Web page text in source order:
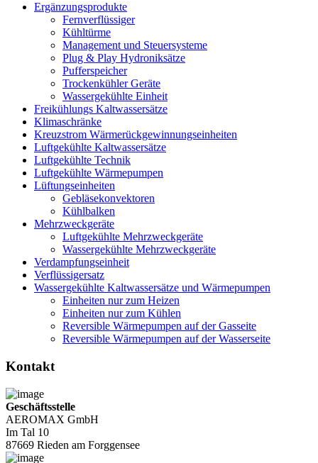
Ergänzungsprodukte
Fernverflüssiger
Kühltürme
Management und Steuersysteme
Plug & Play Hydroniksätze
Pufferspeicher
Trockenkühler Geräte
Wassergekühlte Einheit
Freikühlungs Kaltwassersätze
Klimaschränke
Kreuzstrom Wärmerückgewinnungseinheiten
Luftgekühlte Kaltwassersätze
Luftgekühlte Technik
Luftgekühlte Wärmepumpen
Lüftungseinheiten
Gebläsekonvektoren
Kühlbalken
Mehrzweckgeräte
Luftgekühlte Mehrzweckgeräte
Wassergekühlte Mehrzweckgeräte
Verdampfungseinheit
Verflüssigersatz
Wassergekühlte Kaltwassersätze und Wärmepumpen
Einheiten nur zum Heizen
Einheiten nur zum Kühlen
Reversible Wärmepumpen auf der Gasseite
Reversible Wärmepumpen auf der Wasserseite
Kontakt
Geschäftsstelle
AEROMAX GmbH
Im Tal 10
87669 Rieden am Forggensee